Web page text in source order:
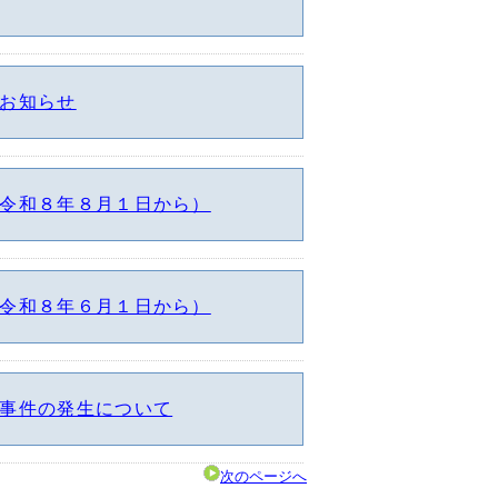
知らせ
和８年８月１日から）
和８年６月１日から）
件の発生について
次のページへ